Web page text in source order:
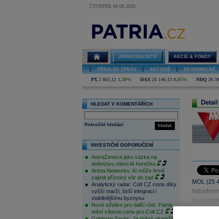
ČTVRTEK 06.08.2026
ZPRAVODAJSTVÍ AKCIE & FONDY
PŘEHLED ZPRÁV AKCIOVÉ EKONOMICKÉ
PX 2 805,12 1,30% DAX 26 140,13 0,05% NDQ 26
HLEDAT V KOMENTÁŘÍCH
hledat
Pokročilé hledání
INVESTIČNÍ DOPORUČENÍ
AstraZeneca jako sázka na
defenzivu mimo AI horečku
Arista Networks: AI může firmě
zajistit příznivý vítr do zad
Analytický radar: Colt CZ roste díky
vyšší marži, širší integraci i
stabilnějšímu byznysu
Nové střelivo pro další růst. Patria
mění cílovou cenu pro Colt CZ
MOL (25
be